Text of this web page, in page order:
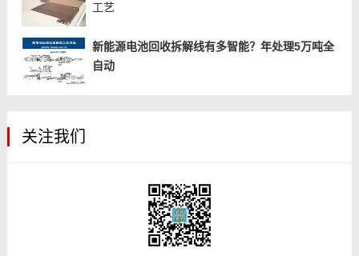
工艺
新能源电池回收拆解线有多智能？年处理5万吨全
自动
关注我们